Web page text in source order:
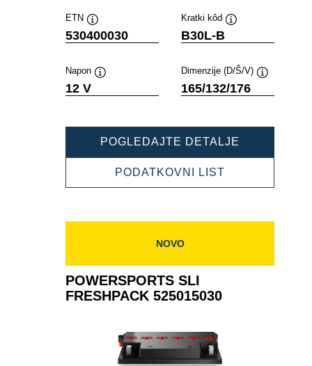
ETN
Tooltip
530400030
Kratki kôd
B30L-B
Napon
12 V
Dimenzije (D/Š/V)
165/132/176
POGLEDAJTE DETALJE
PODATKOVNI LIST
NOVO
POWERSPORTS SLI
FRESHPACK 525015030